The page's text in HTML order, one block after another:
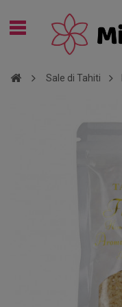
Sale di Tahiti